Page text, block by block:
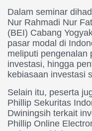
Dalam seminar
Nur Rahmadi Nur
(BEI) Cabang
pasar modal di
meliputi pengenalan
investasi, hingga
kebiasaan investasi
Selain itu, peserta
Phillip Sekuritas
Dwiningsih terkait
Phillip Online